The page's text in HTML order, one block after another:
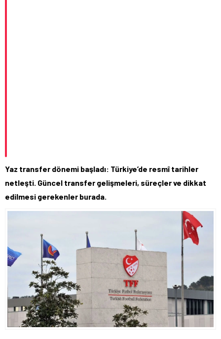
Yaz transfer dönemi başladı: Türkiye’de resmî tarihler
netleşti. Güncel transfer gelişmeleri, süreçler ve dikkat
edilmesi gerekenler burada.